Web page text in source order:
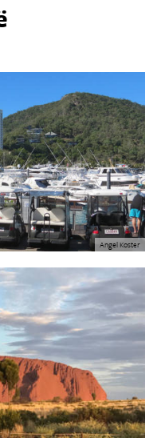
Angel Koster